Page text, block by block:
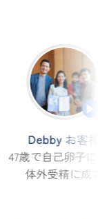
Debby お客
47歳で自己卵子
体外受精に成